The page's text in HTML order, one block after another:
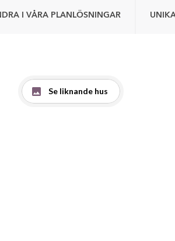
I VÅRA PLANLÖSNINGAR
Se liknande hus